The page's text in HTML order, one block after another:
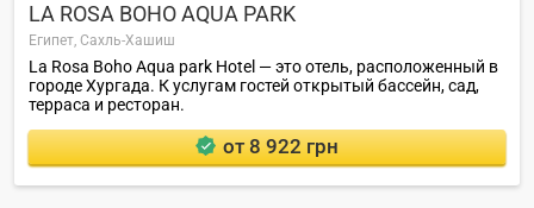
LA ROSA BOHO AQUA PARK
Египет, Сахль-Хашиш
La Rosa Boho Aqua park Hotel — это отель, расположенный в
городе Хургада. К услугам гостей открытый бассейн, сад,
терраса и ресторан.
от 8 922 грн